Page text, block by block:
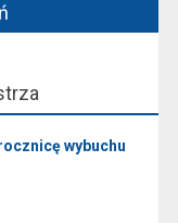
wybuchu